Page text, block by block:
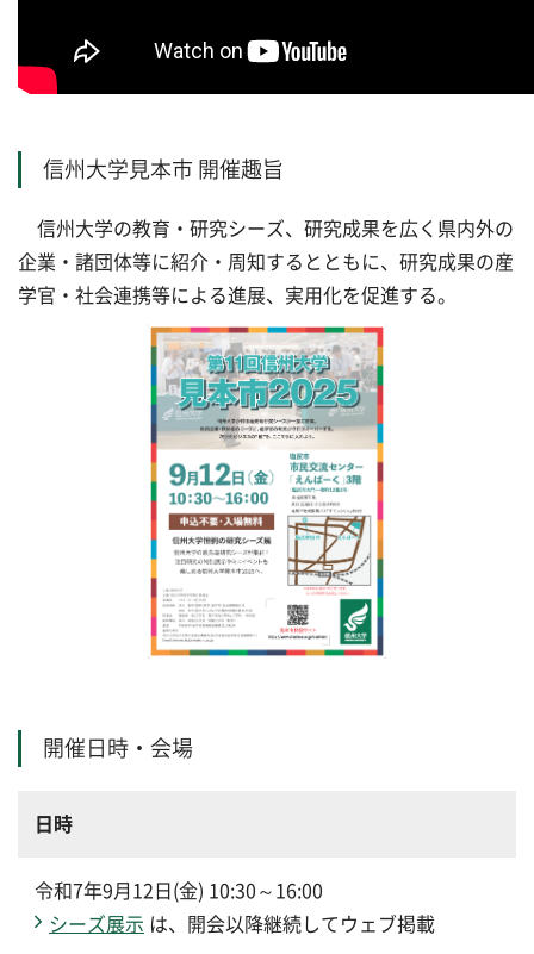
信州大学見本市 開催趣旨
信州大学の教育・研究シーズ、研究成果を広く県内外の
企業・諸団体等に紹介・周知するとともに、研究成果の産
学官・社会連携等による進展、実用化を促進する。
開催日時・会場
日時
令和7年9月12日(金) 10:30～16:00
シーズ展示 は、開会以降継続してウェブ掲載